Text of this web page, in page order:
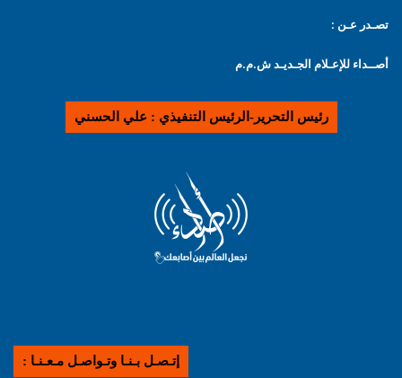
تصـدر عـن :
أصــداء للإعـلام الجـديـد ش.م.م
رئيس التحرير-الرئيس التنفيذي : علي الحسني
إتـصـل بـنـا وتـواصـل مـعـنـا :